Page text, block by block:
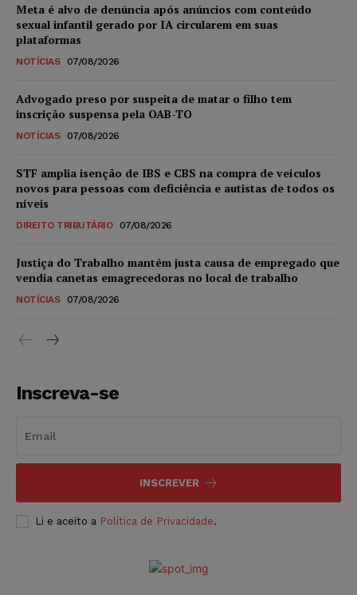
Meta é alvo de denúncia após anúncios com conteúdo
sexual infantil gerado por IA circularem em suas
plataformas
NOTÍCIAS 07/08/2026
Advogado preso por suspeita de matar o filho tem
inscrição suspensa pela OAB-TO
NOTÍCIAS 07/08/2026
STF amplia isenção de IBS e CBS na compra de veículos
novos para pessoas com deficiência e autistas de todos os
níveis
DIREITO TRIBUTÁRIO 07/08/2026
Justiça do Trabalho mantém justa causa de empregado que
vendia canetas emagrecedoras no local de trabalho
NOTÍCIAS 07/08/2026
Inscreva-se
INSCREVER
Li e aceito a Política de Privacidade.